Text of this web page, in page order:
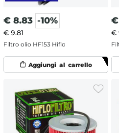
€ 8.83 -10%
€ 9.81
Filtro olio HF153 Hiflo
€
€